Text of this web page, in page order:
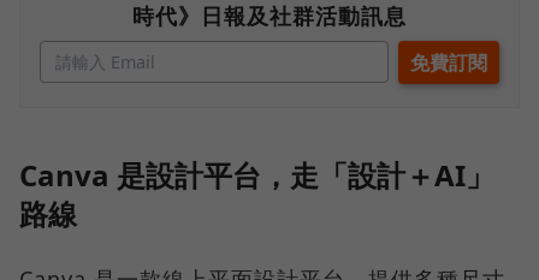
時代》日報及社群活動訊息
Canva 是設計平台，走「設計＋AI」
路線